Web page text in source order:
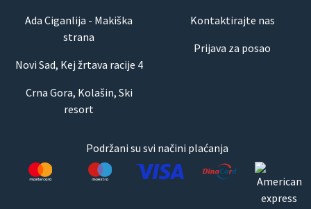
Ada Ciganlija - Makiška
strana
Novi Sad, Kej žrtava racije 4
Crna Gora, Kolašin, Ski
resort
Kontaktirajte nas
Prijava za posao
Podržani su svi načini plaćanja